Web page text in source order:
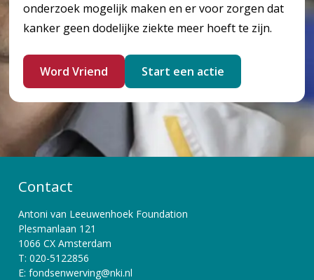
onderzoek mogelijk maken en er voor zorgen dat
kanker geen dodelijke ziekte meer hoeft te zijn.
Word Vriend Start een actie
Contact
Antoni van Leeuwenhoek Foundation
Plesmanlaan 121
1066 CX Amsterdam
T: 020-5122856
E: fondsenwerving@nki.nl